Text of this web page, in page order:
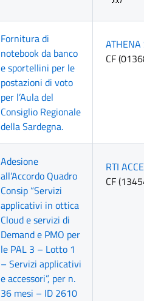
Fornitura di
notebook da banco
e sportellini per le
postazioni di voto
per l’Aula del
Consiglio Regionale
della Sardegna.
ATHENA
CF
Adesione
all’Accordo Quadro
Consip “Servizi
applicativi in ottica
Cloud e servizi di
Demand e PMO per
le PAL 3 – Lotto 1
– Servizi applicativi
e accessori”, per n.
36 mesi – ID 2610
RTI
CF